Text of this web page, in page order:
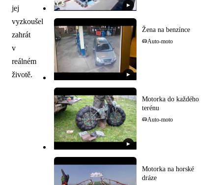
jej
vyzkoušel
zahrát
v
reálném
životě.
▶
▶
Žena na benzínce
Auto-moto
▶
Motorka do každého
terénu
Auto-moto
Motorka na horské
dráze